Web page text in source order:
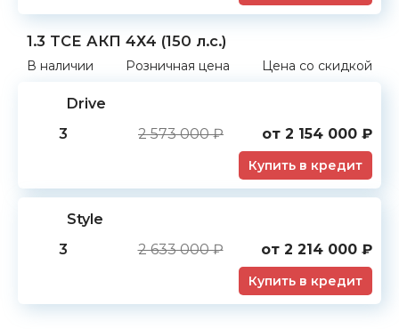
1.3 TCE АКП 4Х4 (150 л.с.)
В наличии Розничная цена Цена со скидкой
Drive
3
2 573 000 ₽ от 2 154 000 ₽
Купить в кредит
Style
3
2 633 000 ₽ от 2 214 000 ₽
Купить в кредит